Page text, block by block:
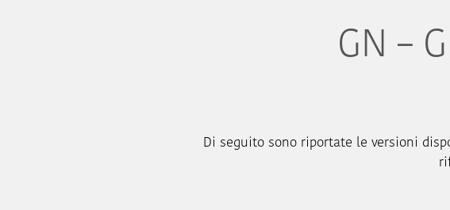
GN –
Di seguito sono riportate le versioni